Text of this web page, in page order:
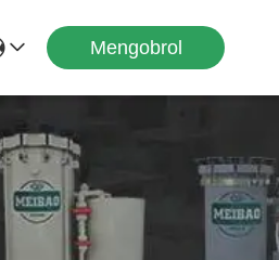
Mengobrol